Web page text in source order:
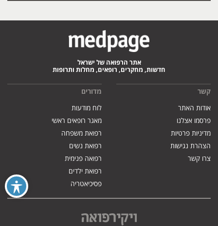
אתר הרפואה של ישראל
חדשות, מחקרים, רופאים, מחלות ותרופות
קשר
אודות האתר
פרסמו אצלנו
מדיניות פרטיות
הצהרת נגישות
צרו קשר
מדורים
לוח מודעות
מאגר רופאים ראשי
רפואת משפחה
רפואת נשים
רפואה פנימית
רפואת ילדים
פסיכיאטריה